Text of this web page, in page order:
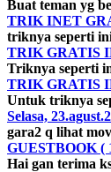
Buat teman yg
TRIK INET
triknya seperti
TRIK GRATIS
Triknya seperti
TRIK GRATIS
Untuk triknya
Selasa,
gara2 q lihat
GUESTBOOK (
Hai gan terima